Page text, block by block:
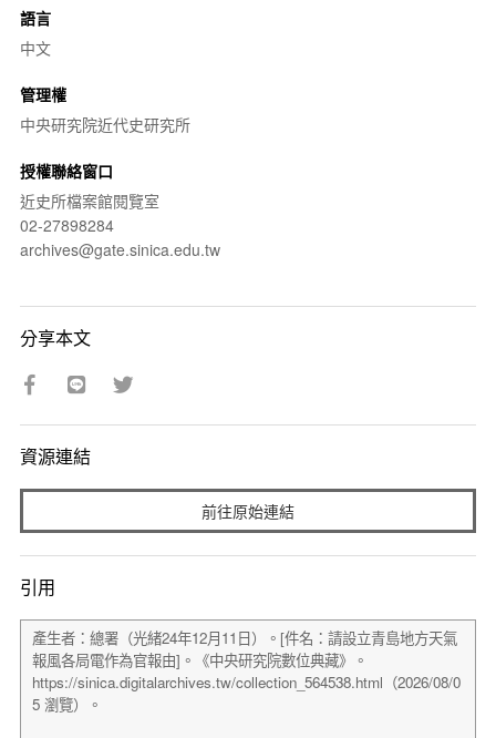
語言
中文
管理權
中央研究院近代史研究所
授權聯絡窗口
近史所檔案館閱覽室
02-27898284
archives@gate.sinica.edu.tw
分享本文
資源連結
前往原始連結
引用